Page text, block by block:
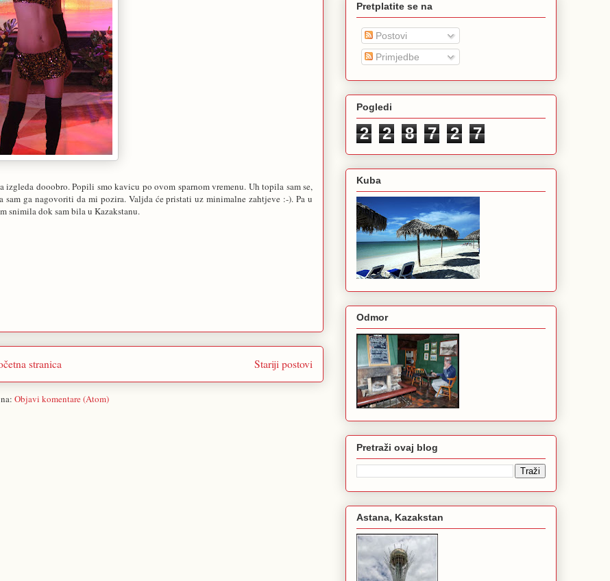
dooobro. Popili smo kavicu po ovom sparnom vremenu. Uh topila sam se,
ga nagovoriti da mi pozira. Valjda će pristati uz minimalne zahtjeve :-). Pa u
snimila dok sam bila u Kazakstanu.
Stariji postovi
stranica
Objavi komentare (Atom)
Pretplatite se na
Postovi
Primjedbe
Pogledi
2 2 8 7 2 7
Kuba
Odmor
Pretraži ovaj blog
Astana, Kazakstan